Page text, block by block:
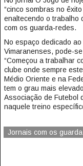
“cinco sombras no
enaltecendo o trabalho
com os guarda-redes.
No espaço dedicado
Vimaranenses, pode-
“Começou a trabalhar
clube onde sempre
Médio Oriente e na
tem o grau mais
Associação de Futebol
naquele treino
Jornais com os